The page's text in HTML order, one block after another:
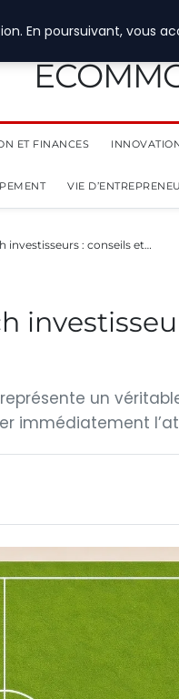
ET FINANCES
VIE
: conseils et…
un
immédiatement
En poursuivant, vous